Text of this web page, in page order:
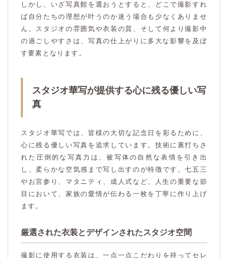
しかし、いざ写真館を選おうとすると、どこで撮影すれ
ば自分たちの理想が叶うのか迷う場合も少なくありませ
ん。スタジオの雰囲気や衣装の質、そして何より撮影中
の過ごしやすさは、写真の仕上がりに多大な影響を及ぼ
す要素となります。
スタジオ華写が提供する心に残る優しい写
真
スタジオ華写では、皆様の大切な記念日を彩るために、
心に残る優しい写真を追求しています。技術に裏打ちさ
れた圧倒的な写真力は、被写体の自然な表情を引き出
し、柔らかな空気感まで写し出すのが特徴です。七五三
やお宮参り、マタニティ、成人式など、人生の重要な節
目において、家族の愛情が伝わる一枚を丁寧に作り上げ
ます。
厳選された衣装とデザインされたスタジオ空間
撮影に使用する衣装は、一点一点こだわりを持ってセレ